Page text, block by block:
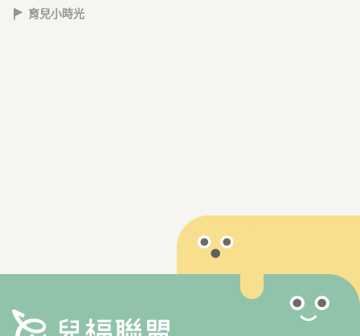
育兒小時光